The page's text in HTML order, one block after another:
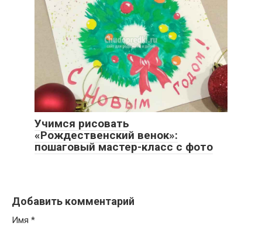
Учимся рисовать
«Рождественский венок»:
пошаговый мастер-класс с фото
Добавить комментарий
Имя *